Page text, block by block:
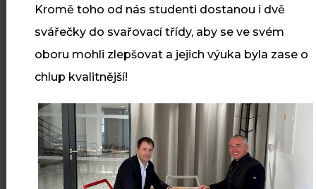
29
ČRV
První oprava pro externího
zákazníka v naší nové hale
historicky první oprava pro
externího zákazníka
Kromě toho od nás studenti dostanou i dvě
svářečky do svařovací třídy, aby se ve svém
oboru mohli zlepšovat a jejich výuka byla zase o
chlup kvalitnější!